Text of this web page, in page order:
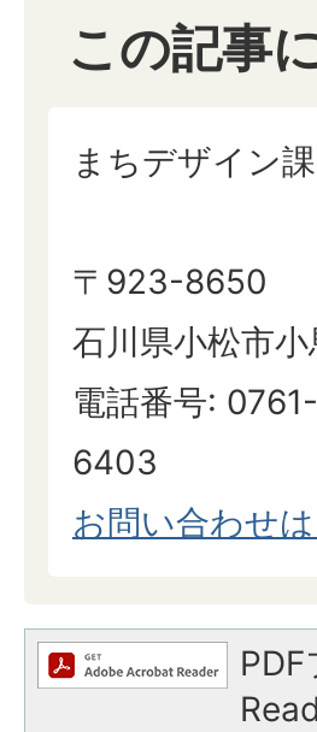
この記事
まちデザイン課
〒923-8650
石川県小松市
電話番号:
6403
お問い合わせ